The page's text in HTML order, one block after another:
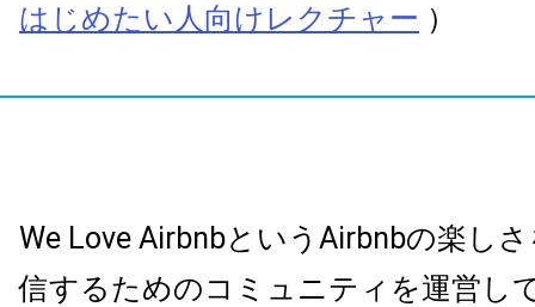
はじめたい人向けレクチャー ）
We Love AirbnbというAirbnbの楽し
信するためのコミュニティを運営し